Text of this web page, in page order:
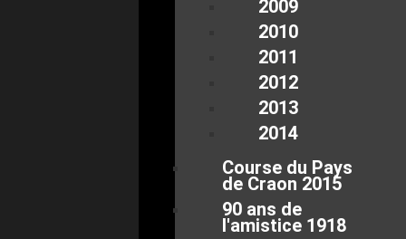
2009
2010
2011
2012
2013
2014
Course du Pays
de Craon 2015
90 ans de
l'amistice 1918